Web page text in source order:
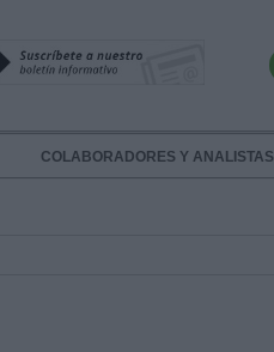
COLABORADORES Y ANALISTAS